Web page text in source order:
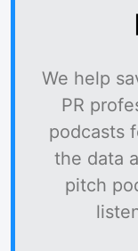
We help
PR
podcasts
the data
pitch